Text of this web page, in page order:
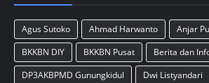
Agus Sutoko Ahmad Harwanto
Anjar
BKKBN DIY
BKKBN Pusat
Berita dan
DP3AKBPMD Gunungkidul
Dwi Listyandari